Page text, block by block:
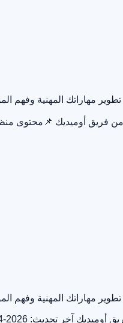
تطوير مهاراتك المهنية
من فريق أوميديك 📌 محتوى
تطوير مهاراتك المهنية
أوميديك آخر تحديث: 2026-04-08